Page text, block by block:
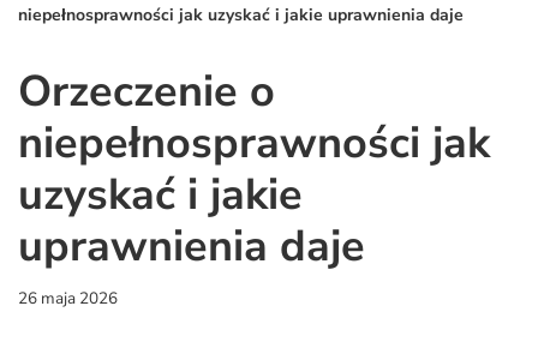
niepełnosprawności jak uzyskać i jakie uprawnienia daje
Orzeczenie o
niepełnosprawności jak
uzyskać i jakie
uprawnienia daje
26 maja 2026